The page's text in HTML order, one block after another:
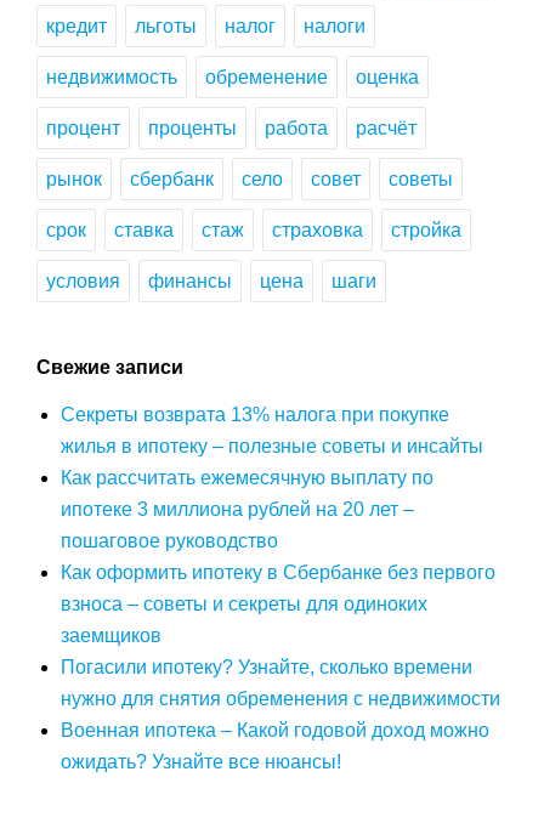
кредит льготы налог налоги
недвижимость обременение оценка
процент проценты работа расчёт
рынок сбербанк село совет советы
срок ставка стаж страховка стройка
условия финансы цена шаги
Свежие записи
Секреты возврата 13% налога при покупке
жилья в ипотеку – полезные советы и инсайты
Как рассчитать ежемесячную выплату по
ипотеке 3 миллиона рублей на 20 лет –
пошаговое руководство
Как оформить ипотеку в Сбербанке без первого
взноса – советы и секреты для одиноких
заемщиков
Погасили ипотеку? Узнайте, сколько времени
нужно для снятия обременения с недвижимости
Военная ипотека – Какой годовой доход можно
ожидать? Узнайте все нюансы!